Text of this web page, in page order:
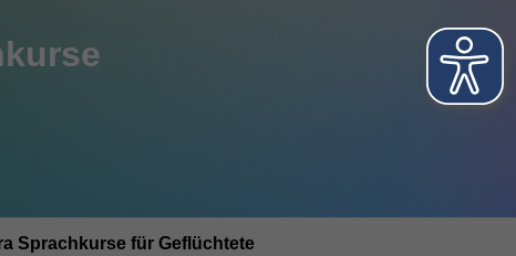
Sprachkurse für Geflüchtete